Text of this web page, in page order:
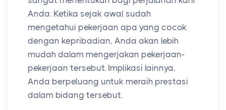
Anda. Ketika sejak awal sudah
mengetahui pekerjaan apa yang cocok
dengan kepribadian, Anda akan lebih
mudah dalam mengerjakan pekerjaan-
pekerjaan tersebut. Implikasi lainnya,
Anda berpeluang untuk meraih prestasi
dalam bidang tersebut.